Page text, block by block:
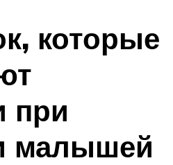
которые
при
малышей